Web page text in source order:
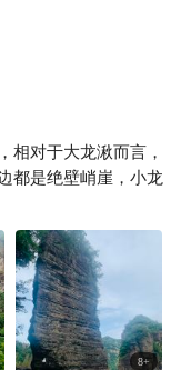
相对于大龙湫而言，
都是绝壁峭崖，小龙
8+